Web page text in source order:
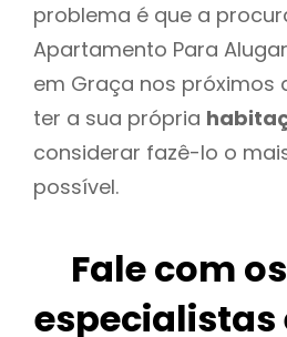
problema é que a
Apartamento Para
em Graça nos próximos
ter a sua própria
considerar fazê-lo o
possível.
Fale com
especialistas